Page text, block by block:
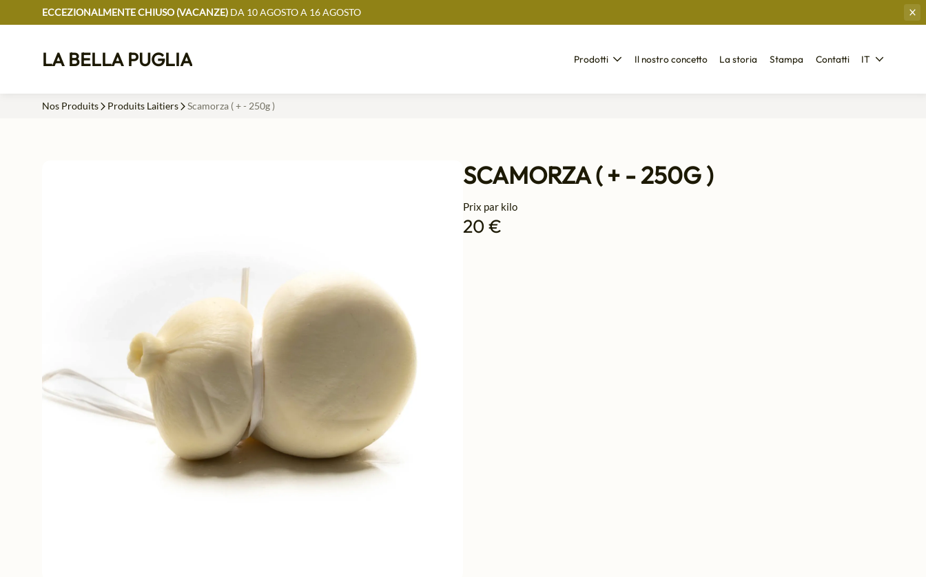
ECCEZIONALMENTE CHIUSO (VACANZE)DA 10 AGOSTO A 16 AGOSTO
LA BELLA PUGLIA Prodotti Il nostro concetto La storia Stampa Contatti IT
Nos Produits Produits Laitiers Scamorza ( + - 250g )
SCAMORZA ( + - 250G )
Prix par kilo
20 €